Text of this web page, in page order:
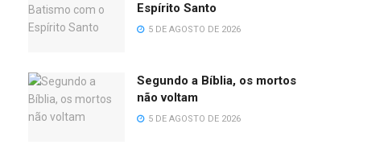
Espírito Santo
5 DE AGOSTO DE 2026
Segundo a Bíblia, os mortos
não voltam
5 DE AGOSTO DE 2026